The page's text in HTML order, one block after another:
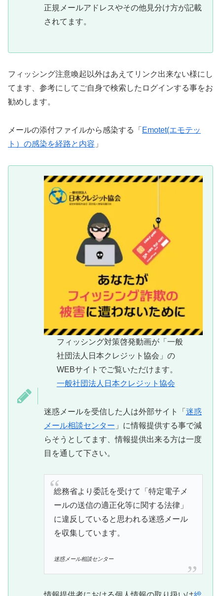
正規メールアドレスやその他見分け方が記載
されてます。
フィッシング注意喚起以外はあえてリンク出来ない様にし
てます、参考にしてご自身で検索したログインする事をお
勧めします。
メールの添付ファイルから感染する「 Emotet(エモテッ
ト）の感染を経路と内容 」
フィッシング対策啓発動画が「一般
社団法人日本クレジット協会」の
WEBサイトでご覧いただけます。
一般社団法人日本クレジット協会
迷惑メールを受信した人は外部サイト「 迷惑
メール相談センター 」に情報提供する事で減
らそうとしてます、情報提供出来る方は一度
目を通して下さい。
総務省より委託を受けて「特定電子メ
ールの送信の適正化等に関する法律」
に違反していると思われる迷惑メール
を収集しています。
迷惑メール相談センター